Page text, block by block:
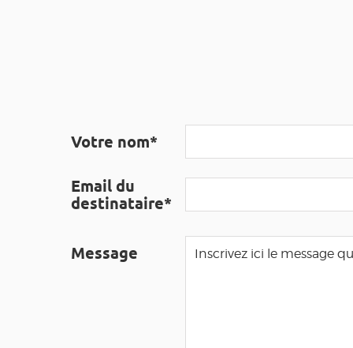
Votre nom*
Email du
destinataire*
Message